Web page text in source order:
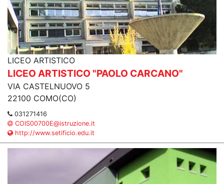
LICEO ARTISTICO
LICEO ARTISTICO "PAOLO CARCANO"
VIA CASTELNUOVO 5
22100 COMO(CO)
031271416
COIS00700E@istruzione.it
http://www.setificio.edu.it